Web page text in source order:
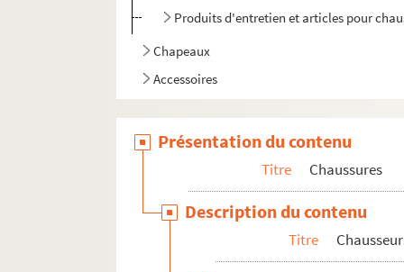
Produits d'entretien et articles pour
Chapeaux
Accessoires
Présentation du contenu
Titre Chaussures
Description du contenu
Titre